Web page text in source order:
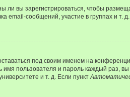
ли вы зарегистрироваться, чтобы
сообщений, участие в группах и т.
под своим именем на
имя пользователя и пароль каждый раз,
и т. д. Если пункт